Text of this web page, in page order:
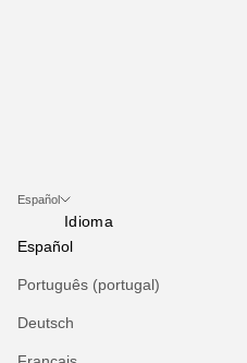
Español
Idioma
Español
Português (portugal)
Deutsch